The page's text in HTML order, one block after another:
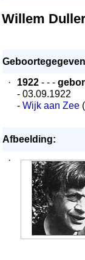
Willem
·
1922 - - -
- 03.09.1922
- Wijk aan Zee
Afbeelding:
·